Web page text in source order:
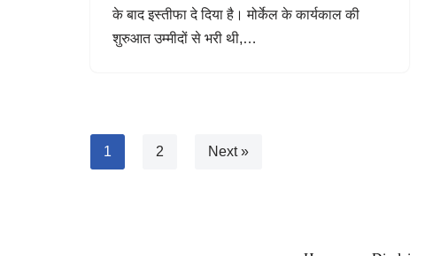
के बाद इस्तीफा दे दिया है। मोर्केल के कार्यकाल की
शुरुआत उम्मीदों से भरी थी,…
1 2 Next »